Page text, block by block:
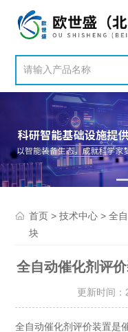
首页 >技术中心 > 全
块
全自动催化剂评
更新时间：
全自动催化剂评价装置是